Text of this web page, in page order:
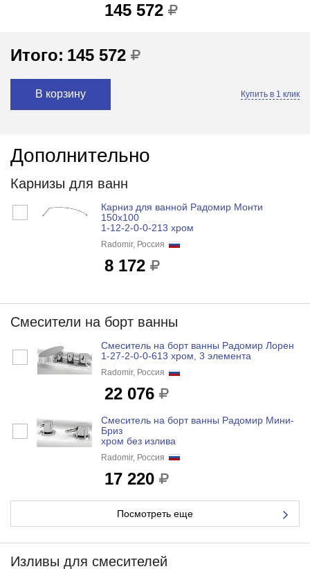
145 572
Итого: 145 572
В корзину Купить в 1 клик
Дополнительно
Карнизы для ванн
Карниз для ванной Радомир Монти
150х100
1-12-2-0-0-213 хром
Radomir, Россия
8 172
Смесители на борт ванны
Смеситель на борт ванны Радомир Лорен
1-27-2-0-0-613 хром, 3 элемента
Radomir, Россия
22 076
Смеситель на борт ванны Радомир Мини-
Бриз
хром без излива
Radomir, Россия
17 220
Посмотреть еще
Изливы для смесителей